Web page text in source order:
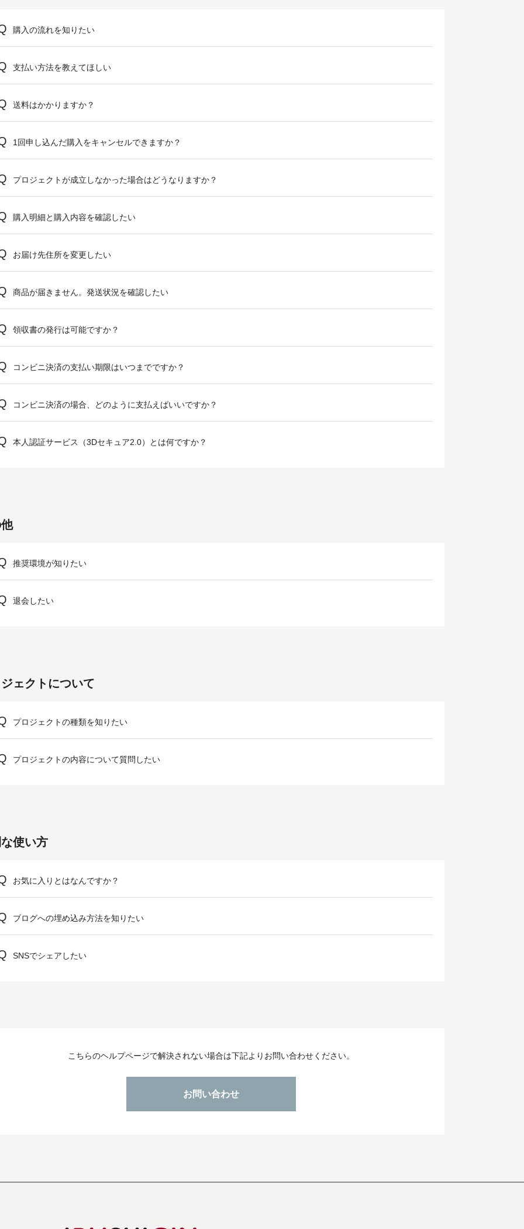
購入の流れを知りたい
支払い方法を教えてほしい
送料はかかりますか？
1回申し込んだ購入をキャンセルできますか？
プロジェクトが成立しなかった場合はどうなりますか？
購入明細と購入内容を確認したい
お届け先住所を変更したい
商品が届きません。発送状況を確認したい
領収書の発行は可能ですか？
コンビニ決済の支払い期限はいつまでですか？
コンビニ決済の場合、どのように支払えばいいですか？
本人認証サービス（3Dセキュア2.0）とは何ですか？
推奨環境が知りたい
退会したい
ェクトについて
プロジェクトの種類を知りたい
プロジェクトの内容について質問したい
使い方
お気に入りとはなんですか？
ブログへの埋め込み方法を知りたい
SNSでシェアしたい
こちらのヘルプページで解決されない場合は下記よりお問い合わせください。
お問い合わせ